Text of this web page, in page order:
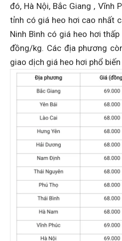
đó, Hà Nội, Bắc Giang , Vĩnh
tỉnh có giá heo hơi cao nhất
Ninh Bình có giá heo hơi
đồng/kg. Các địa phương
giao dịch giá heo hơi phổ